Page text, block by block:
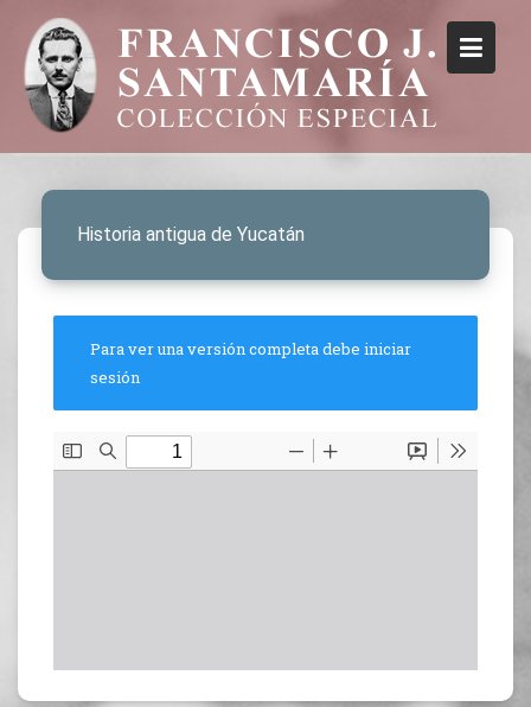
Historia antigua de Yucatán
Para ver una versión completa debe iniciar
sesión